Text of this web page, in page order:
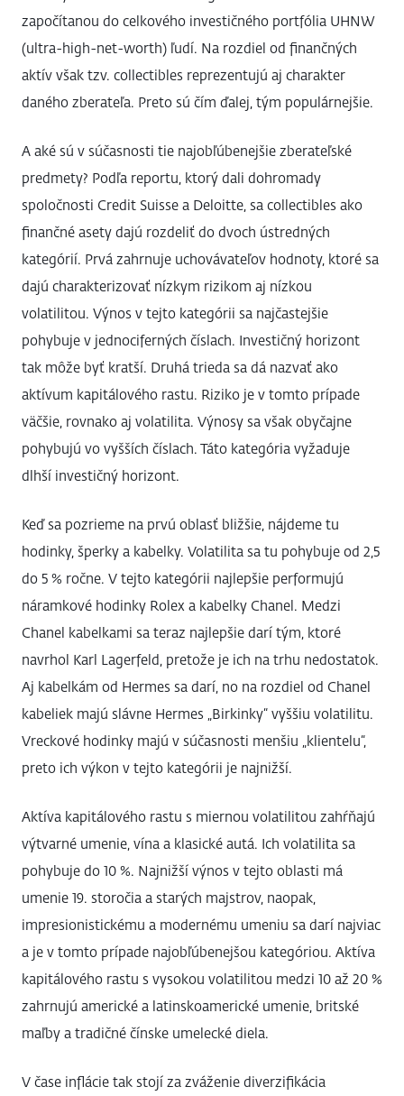
započítanou do celkového investičného portfólia UHNW
(ultra-high-net-worth) ľudí. Na rozdiel od finančných
aktív však tzv. collectibles reprezentujú aj charakter
daného zberateľa. Preto sú čím ďalej, tým populárnejšie.
A aké sú v súčasnosti tie najobľúbenejšie zberateľské
predmety? Podľa reportu, ktorý dali dohromady
spoločnosti Credit Suisse a Deloitte, sa collectibles ako
finančné asety dajú rozdeliť do dvoch ústredných
kategórií. Prvá zahrnuje uchovávateľov hodnoty, ktoré sa
dajú charakterizovať nízkym rizikom aj nízkou
volatilitou. Výnos v tejto kategórii sa najčastejšie
pohybuje v jednociferných číslach. Investičný horizont
tak môže byť kratší. Druhá trieda sa dá nazvať ako
aktívum kapitálového rastu. Riziko je v tomto prípade
väčšie, rovnako aj volatilita. Výnosy sa však obyčajne
pohybujú vo vyšších číslach. Táto kategória vyžaduje
dlhší investičný horizont.
Keď sa pozrieme na prvú oblasť bližšie, nájdeme tu
hodinky, šperky a kabelky. Volatilita sa tu pohybuje od 2,5
do 5 % ročne. V tejto kategórii najlepšie performujú
náramkové hodinky Rolex a kabelky Chanel. Medzi
Chanel kabelkami sa teraz najlepšie darí tým, ktoré
navrhol Karl Lagerfeld, pretože je ich na trhu nedostatok.
Aj kabelkám od Hermes sa darí, no na rozdiel od Chanel
kabeliek majú slávne Hermes „Birkinky“ vyššiu volatilitu.
Vreckové hodinky majú v súčasnosti menšiu „klientelu“,
preto ich výkon v tejto kategórii je najnižší.
Aktíva kapitálového rastu s miernou volatilitou zahŕňajú
výtvarné umenie, vína a klasické autá. Ich volatilita sa
pohybuje do 10 %. Najnižší výnos v tejto oblasti má
umenie 19. storočia a starých majstrov, naopak,
impresionistickému a modernému umeniu sa darí najviac
a je v tomto prípade najobľúbenejšou kategóriou. Aktíva
kapitálového rastu s vysokou volatilitou medzi 10 až 20 %
zahrnujú americké a latinskoamerické umenie, britské
maľby a tradičné čínske umelecké diela.
V čase inflácie tak stojí za zváženie diverzifikácia